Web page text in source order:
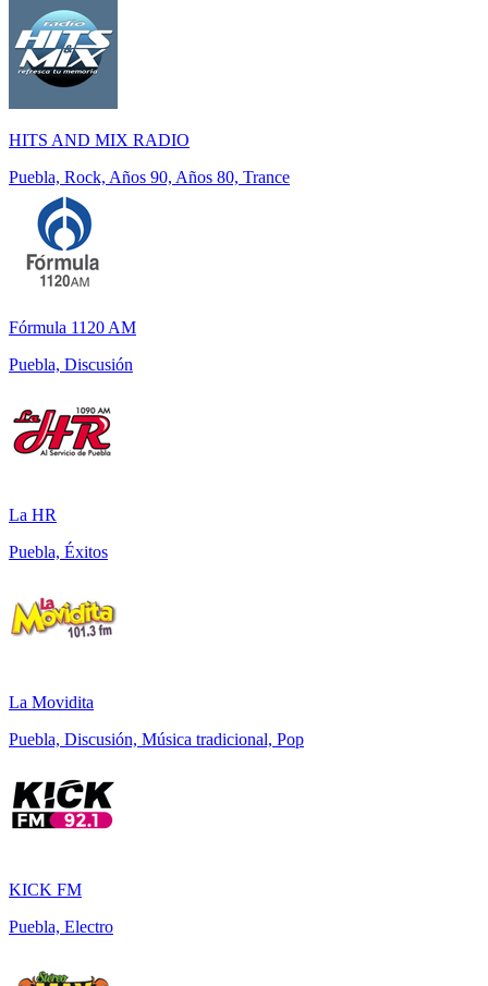
HITS AND MIX RADIO
Puebla, Rock, Años 90, Años 80, Trance
Fórmula 1120 AM
Puebla, Discusión
La HR
Puebla, Éxitos
La Movidita
Puebla, Discusión, Música tradicional, Pop
KICK FM
Puebla, Electro